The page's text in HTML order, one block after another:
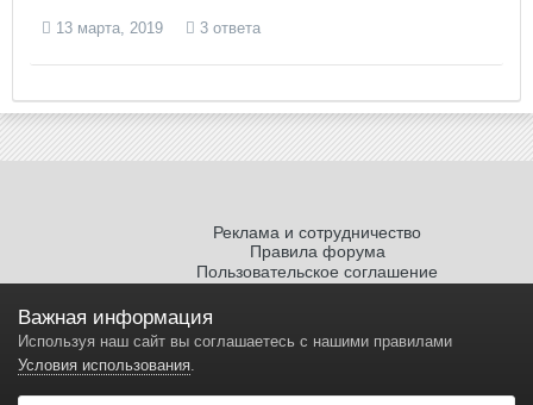
13 марта, 2019 3 ответа
Реклама и сотрудничество
Правила форума
Пользовательское соглашение
Важная информация
Используя наш сайт вы соглашаетесь с нашими правилами
Условия использования.